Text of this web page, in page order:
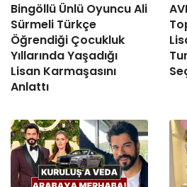
Bingöllü Ünlü Oyuncu Ali
Sürmeli Türkçe
Öğrendiği Çocukluk
Yıllarında Yaşadığı
Lisan Karmaşasını
Anlattı